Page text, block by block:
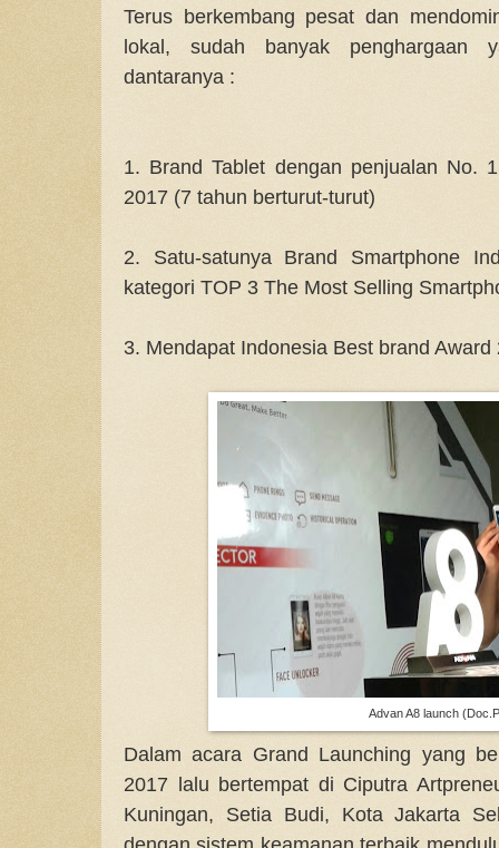
Terus berkembang pesat dan
lokal, sudah banyak penghargaan
dantaranya :
1. Brand Tablet dengan penjualan No.
2017 (7 tahun berturut-turut)
2. Satu-satunya Brand Smartphone
kategori TOP 3 The Most Selling
3. Mendapat Indonesia Best brand
Advan A8 launch
Dalam acara Grand Launching yang
2017 lalu bertempat di Ciputra
Kuningan, Setia Budi, Kota Jakarta